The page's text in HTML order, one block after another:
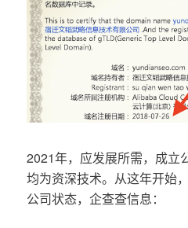
2021年，应发展所需，成立
均为资深技术。从这年开始
公司状态，企查查信息：